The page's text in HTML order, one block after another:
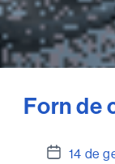
Forn de
Data14 de